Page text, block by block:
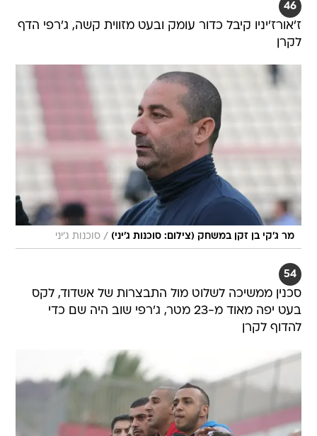
46
ז'אורז'יניו קיבל כדור עומק ובעט מזווית קשה, ג'רפי הדף
לקרן
מר ג'קי בן זקן במשחק (צילום: סוכנות ג'יני) / סוכנות ג'יני
54
סכנין ממשיכה לשלוט מול התבצרות של אשדוד, לקס
בעט יפה מאוד מ-23 מטר, ג'רפי שוב היה שם כדי
להדוף לקרן